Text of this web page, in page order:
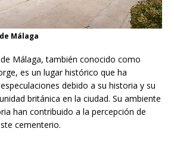
Málaga
Málaga, también conocido como
es un lugar histórico que ha
debido a su historia y su
británica en la ciudad. Su ambiente
han contribuido a la percepción de
cementerio.